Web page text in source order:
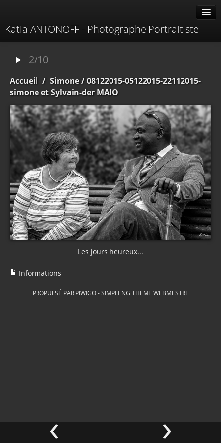
Katia ANTONOFF - Photographe Portraitiste
À propos
Contacter
2/10
Accueil / Simone/ 08122015-05122015-22112015-
simone et Sylvain-der MAIO
‹ ›
Les jours heureux...
Informations
PROPULSÉ PAR PIWIGO-SIMPLENG THEME WEBMESTRE